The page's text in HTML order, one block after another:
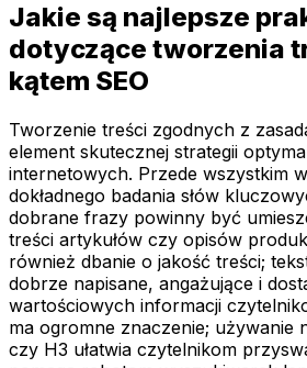
Jakie są najlepsze
dotyczące tworzenia
kątem SEO
Tworzenie treści zgodnych z
element skutecznej strategii
internetowych. Przede wszystkim
dokładnego badania słów
dobrane frazy powinny być
treści artykułów czy opisów
również dbanie o jakość treści;
dobrze napisane, angażujące i
wartościowych informacji
ma ogromne znaczenie; używanie
czy H3 ułatwia czytelnikom